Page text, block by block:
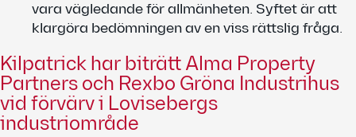
vara vägledande för allmänheten. Syftet är att
klargöra bedömningen av en viss rättslig fråga.
Kilpatrick har biträtt Alma Property
Partners och Rexbo Gröna Industrihus
vid förvärv i Lovisebergs
industriområde